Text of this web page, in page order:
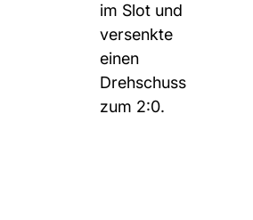
im Slot und
versenkte
einen
Drehschuss
zum 2:0.